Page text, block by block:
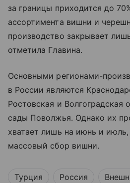
за границы приходится до
ассортимента вишни и
производство закрывает
отметила Главина.
Основными регионами-
в России являются
Ростовская и Волгоградская
сады Поволжья. Однако их
хватает лишь на июнь и
массовый сбор вишни.
Турция Россия